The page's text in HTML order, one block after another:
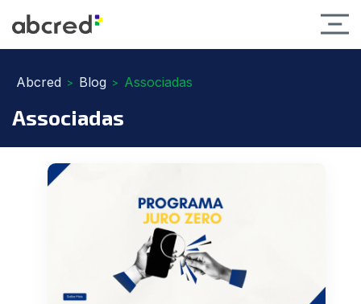
Abcred > Blog > Associadas
Associadas